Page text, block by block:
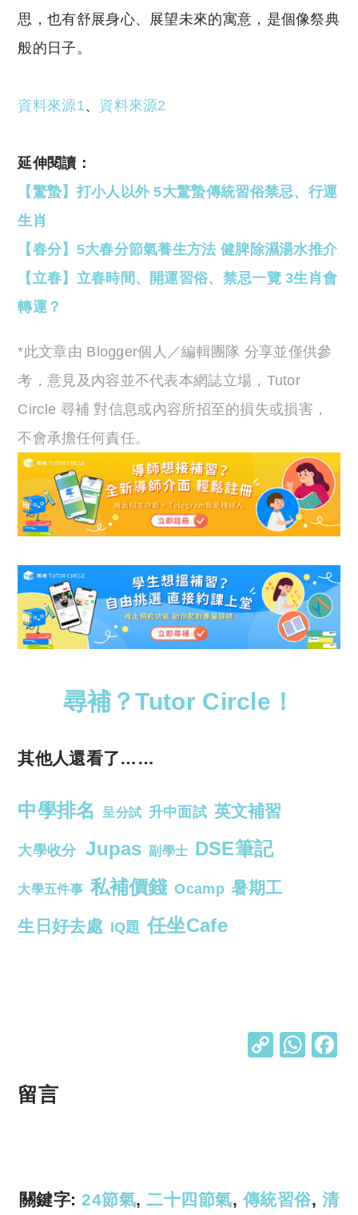
思，也有舒展身心、展望未來的寓意，是個像祭典
般的日子。
資料來源1、 資料來源2
延伸閱讀：
【驚蟄】打小人以外 5大驚蟄傳統習俗禁忌、行運
生肖
【春分】5大春分節氣養生方法 健脾除濕湯水推介
【立春】立春時間、開運習俗、禁忌一覽 3生肖會
轉運？
*此文章由 Blogger個人／編輯團隊 分享並僅供參
考，意見及內容並不代表本網誌立場，Tutor
Circle 尋補 對信息或內容所招至的損失或損害，
不會承擔任何責任。
尋補？Tutor Circle！
其他人還看了……
中學排名 呈分試 升中面試 英文補習
大學收分 Jupas 副學士 DSE筆記
大學五件事 私補價錢 Ocamp 暑期工
生日好去處 IQ題 任坐Cafe
C
k
W
p
留言
關鍵字:24節氣, 二十四節氣, 傳統習俗, 清